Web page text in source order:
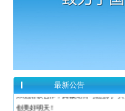
最新公告
级防火集装箱活动房，住人集装箱，
物美价廉；欢迎国内外新老客户来电
来函洽谈合作，真诚期待与您携手 共
创美好明天！